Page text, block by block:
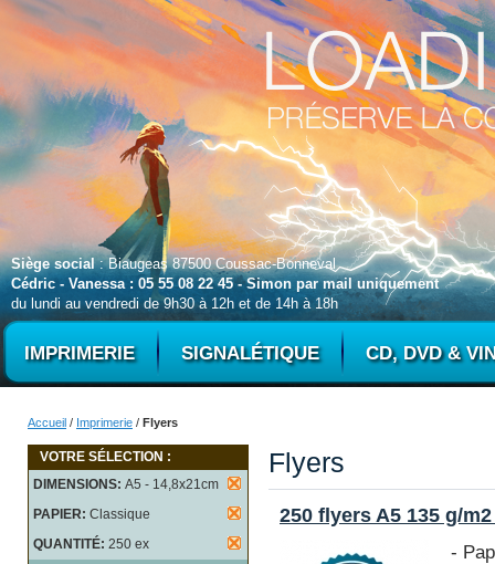
Siège social: Biaugeas 87500 Coussac-Bonneval
Cédric - Vanessa : 05 55 08 22 45 - Simon par mail uniquement
du lundi au vendredi de 9h30 à 12h et de 14h à 18h
IMPRIMERIE SIGNALÉTIQUE CD, DVD &
Accueil / Imprimerie / Flyers
VOTRE SÉLECTION :
DIMENSIONS: A5 - 14,8x21cm
PAPIER: Classique
QUANTITÉ: 250 ex
Flyers
250 flyers A5 135 g/
-